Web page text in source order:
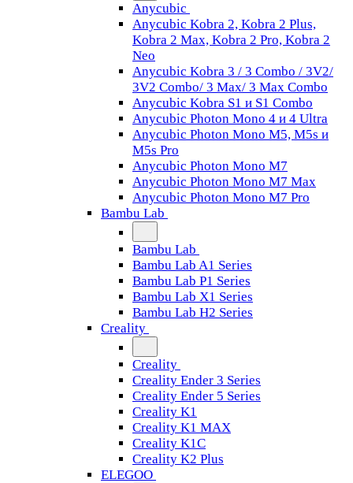
Anycubic
Anycubic Kobra 2, Kobra 2 Plus,
Kobra 2 Max, Kobra 2 Pro, Kobra 2
Neo
Anycubic Kobra 3 / 3 Combo / 3V2/
3V2 Combo/ 3 Max/ 3 Max Combo
Anycubic Kobra S1 и S1 Combo
Anycubic Photon Mono 4 и 4 Ultra
Anycubic Photon Mono M5, M5s и
M5s Pro
Anycubic Photon Mono M7
Anycubic Photon Mono M7 Max
Anycubic Photon Mono M7 Pro
Bambu Lab
Bambu Lab
Bambu Lab A1 Series
Bambu Lab P1 Series
Bambu Lab X1 Series
Bambu Lab H2 Series
Creality
Creality
Creality Ender 3 Series
Creality Ender 5 Series
Creality K1
Creality K1 MAX
Creality K1C
Creality K2 Plus
ELEGOO